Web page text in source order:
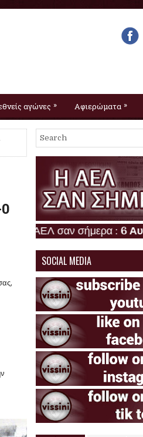
αγώνες » Αφιερώματα »
σαν σήμερα :6 Αυγούστου
SOCIAL MEDIA